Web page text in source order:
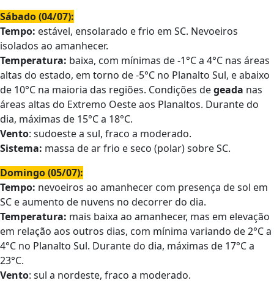
Sábado (04/07):
Tempo: estável, ensolarado e frio em SC. Nevoeiros
isolados ao amanhecer.
Temperatura: baixa, com mínimas de -1°C a 4°C nas áreas
altas do estado, em torno de -5°C no Planalto Sul, e abaixo
de 10°C na maioria das regiões. Condições degeada nas
áreas altas do Extremo Oeste aos Planaltos. Durante do
dia, máximas de 15°C a 18°C.
Vento: sudoeste a sul, fraco a moderado.
Sistema: massa de ar frio e seco (polar) sobre SC.
Domingo (05/07):
Tempo: nevoeiros ao amanhecer com presença de sol em
SC e aumento de nuvens no decorrer do dia.
Temperatura: mais baixa ao amanhecer, mas em elevação
em relação aos outros dias, com mínima variando de 2°C a
4°C no Planalto Sul. Durante do dia, máximas de 17°C a
23°C.
Vento: sul a nordeste, fraco a moderado.